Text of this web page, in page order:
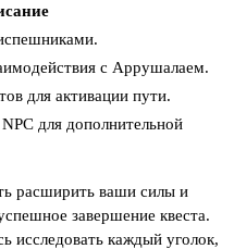
с Аррушалаем.
для активации пути.
для дополнительной
расширить ваши силы и
завершение квеста.
исследовать каждый уголок,